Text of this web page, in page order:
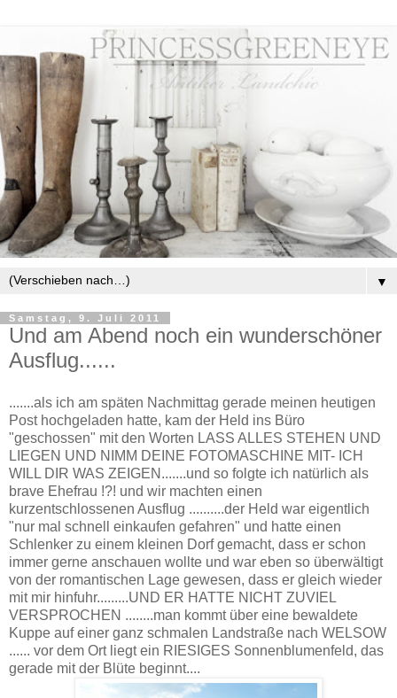
▼
Samstag, 9. Juli 2011
Und am Abend noch ein wunderschöner
Ausflug......
.......als ich am späten Nachmittag gerade meinen heutigen
Post hochgeladen hatte, kam der Held ins Büro
"geschossen" mit den Worten LASS ALLES STEHEN UND
LIEGEN UND NIMM DEINE FOTOMASCHINE MIT- ICH
WILL DIR WAS ZEIGEN.......und so folgte ich natürlich als
brave Ehefrau !?! und wir machten einen
kurzentschlossenen Ausflug ..........der Held war eigentlich
"nur mal schnell einkaufen gefahren" und hatte einen
Schlenker zu einem kleinen Dorf gemacht, dass er schon
immer gerne anschauen wollte und war eben so überwältigt
von der romantischen Lage gewesen, dass er gleich wieder
mit mir hinfuhr.........UND ER HATTE NICHT ZUVIEL
VERSPROCHEN ........man kommt über eine bewaldete
Kuppe auf einer ganz schmalen Landstraße nach WELSOW
...... vor dem Ort liegt ein RIESIGES Sonnenblumenfeld, das
gerade mit der Blüte beginnt....